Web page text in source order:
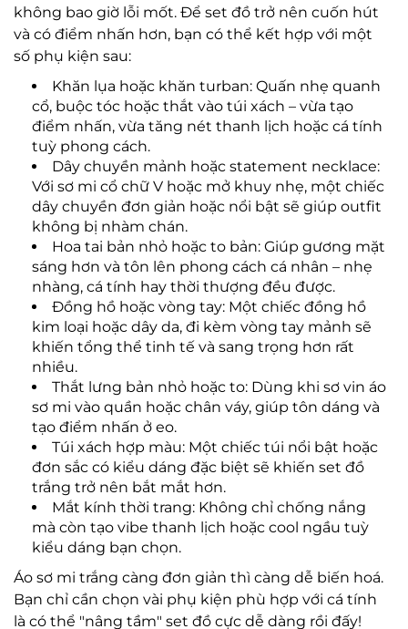
không bao giờ lỗi mốt. Để set đồ trở nên cuốn hút
và có điểm nhấn hơn, bạn có thể kết hợp với một
số phụ kiện sau:
Khăn lụa hoặc khăn turban: Quấn nhẹ quanh
cổ, buộc tóc hoặc thắt vào túi xách – vừa tạo
điểm nhấn, vừa tăng nét thanh lịch hoặc cá tính
tuỳ phong cách.
Dây chuyền mảnh hoặc statement necklace:
Với sơ mi cổ chữ V hoặc mở khuy nhẹ, một chiếc
dây chuyền đơn giản hoặc nổi bật sẽ giúp outfit
không bị nhàm chán.
Hoa tai bản nhỏ hoặc to bản: Giúp gương mặt
sáng hơn và tôn lên phong cách cá nhân – nhẹ
nhàng, cá tính hay thời thượng đều được.
Đồng hồ hoặc vòng tay: Một chiếc đồng hồ
kim loại hoặc dây da, đi kèm vòng tay mảnh sẽ
khiến tổng thể tinh tế và sang trọng hơn rất
nhiều.
Thắt lưng bản nhỏ hoặc to: Dùng khi sơ vin áo
sơ mi vào quần hoặc chân váy, giúp tôn dáng và
tạo điểm nhấn ở eo.
Túi xách hợp màu: Một chiếc túi nổi bật hoặc
đơn sắc có kiểu dáng đặc biệt sẽ khiến set đồ
trắng trở nên bắt mắt hơn.
Mắt kính thời trang: Không chỉ chống nắng
mà còn tạo vibe thanh lịch hoặc cool ngầu tuỳ
kiểu dáng bạn chọn.
Áo sơ mi trắng càng đơn giản thì càng dễ biến hoá.
Bạn chỉ cần chọn vài phụ kiện phù hợp với cá tính
là có thể "nâng tầm" set đồ cực dễ dàng rồi đấy!